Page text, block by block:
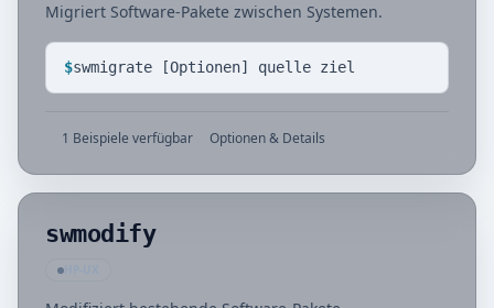
Migriert Software-Pakete zwischen Systemen.
$swmigrate [Optionen] quelle ziel
1 Beispiele verfügbar Optionen & Details
swmodify